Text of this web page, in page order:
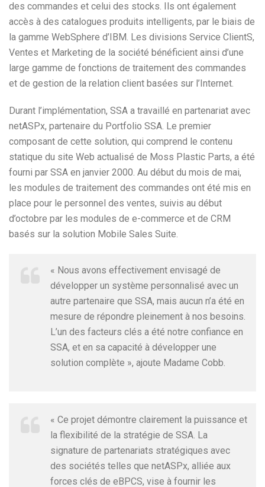
des commandes et celui des stocks. Ils ont également
accès à des catalogues produits intelligents, par le biais de
la gamme WebSphere d’IBM. Les divisions Service ClientS,
Ventes et Marketing de la société bénéficient ainsi d’une
large gamme de fonctions de traitement des commandes
et de gestion de la relation client basées sur l’Internet.
Durant l’implémentation, SSA a travaillé en partenariat avec
netASPx, partenaire du Portfolio SSA. Le premier
composant de cette solution, qui comprend le contenu
statique du site Web actualisé de Moss Plastic Parts, a été
fourni par SSA en janvier 2000. Au début du mois de mai,
les modules de traitement des commandes ont été mis en
place pour le personnel des ventes, suivis au début
d’octobre par les modules de e-commerce et de CRM
basés sur la solution Mobile Sales Suite.
« Nous avons effectivement envisagé de
développer un système personnalisé avec un
autre partenaire que SSA, mais aucun n’a été en
mesure de répondre pleinement à nos besoins.
L’un des facteurs clés a été notre confiance en
SSA, et en sa capacité à développer une
solution complète », ajoute Madame Cobb.
« Ce projet démontre clairement la puissance et
la flexibilité de la stratégie de SSA. La
signature de partenariats stratégiques avec
des sociétés telles que netASPx, alliée aux
forces clés de eBPCS, vise à fournir les